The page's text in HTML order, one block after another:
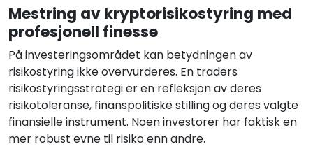
Mestring av kryptorisikostyring med
profesjonell finesse
På investeringsområdet kan betydningen av
risikostyring ikke overvurderes. En traders
risikostyringsstrategi er en refleksjon av deres
risikotoleranse, finanspolitiske stilling og deres valgte
finansielle instrument. Noen investorer har faktisk en
mer robust evne til risiko enn andre.